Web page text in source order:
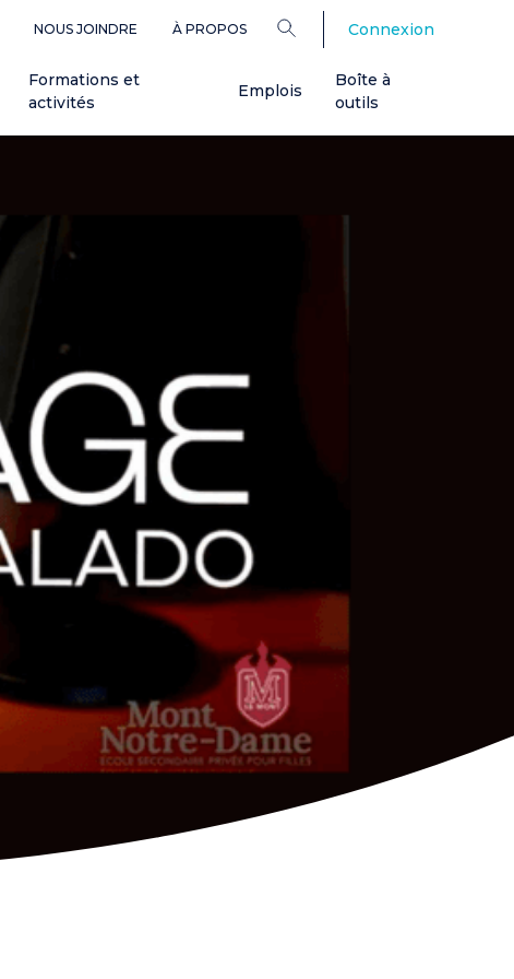
NOUS JOINDRE À PROPOS Connexion
Formations et
activités
Emplois
Boîte à
outils